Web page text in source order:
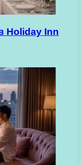
Holiday Inn